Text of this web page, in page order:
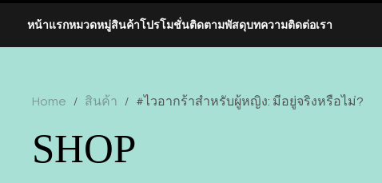
หน้าแรกหมวดหมู่สินค้า โปรโมชั่นติดตามพัสดุบทความติดต่อเรา
Home / สินค้า / #ไวอากร้าสำหรับผู้หญิง: มีอยู่จริงหรือไม่?
SHOP